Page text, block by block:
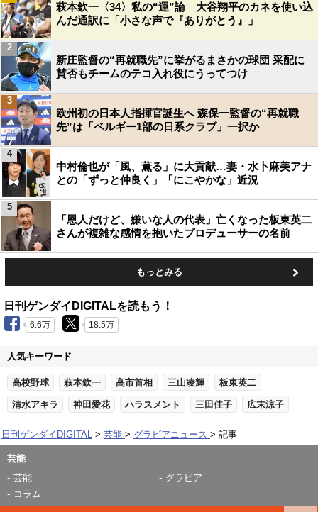
萩本欽一〈34〉私の“運”論 大谷翔平のカネを使い込
んだ通訳に「小さな声で『ありがとう』」
新庄監督の“再就職先”に挙がるまさかの球団 采配に
賛否もチームのテコ入れ役にうってつけ
2
欧州初の日本人指揮官誕生へ 森保一監督の“再就職
先”は「ベルギー1部の日系クラブ」一択か
3
中村倫也が「風、薫る」に大貢献…妻・水卜麻美アナ
との「ずっと仲良く」「にこやかな」近況
4
「恩人だけど、嫌いな人の代表」亡くなった板東英二
さんが複雑な感情を抱いたプロデューサーの名前
5
もっとみる
日刊ゲンダイDIGITALを読もう！
6.6万 18.5万
人気キーワード
高校野球 萩本欽一 高市首相 三山凌輝 板東英二
清水アキラ 神田愛花 ハラスメント 三田佳子 広末涼子
日刊ゲンダイDIGITAL 芸能 グラビアニュース 記事
芸能
芸能
グラビア
コラム